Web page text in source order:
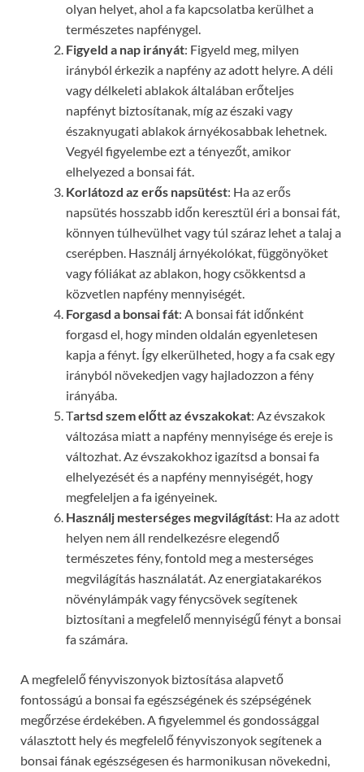
olyan helyet, ahol a fa kapcsolatba kerülhet a
természetes napfénygel.
Figyeld a nap irányát: Figyeld meg, milyen
irányból érkezik a napfény az adott helyre. A déli
vagy délkeleti ablakok általában erőteljes
napfényt biztosítanak, míg az északi vagy
északnyugati ablakok árnyékosabbak lehetnek.
Vegyél figyelembe ezt a tényezőt, amikor
elhelyezed a bonsai fát.
Korlátozd az erős napsütést: Ha az erős
napsütés hosszabb időn keresztül éri a bonsai fát,
könnyen túlhevülhet vagy túl száraz lehet a talaj a
cserépben. Használj árnyékolókat, függönyöket
vagy fóliákat az ablakon, hogy csökkentsd a
közvetlen napfény mennyiségét.
Forgasd a bonsai fát: A bonsai fát időnként
forgasd el, hogy minden oldalán egyenletesen
kapja a fényt. Így elkerülheted, hogy a fa csak egy
irányból növekedjen vagy hajladozzon a fény
irányába.
Tartsd szem előtt az évszakokat: Az évszakok
változása miatt a napfény mennyisége és ereje is
változhat. Az évszakokhoz igazítsd a bonsai fa
elhelyezését és a napfény mennyiségét, hogy
megfeleljen a fa igényeinek.
Használj mesterséges megvilágítást: Ha az adott
helyen nem áll rendelkezésre elegendő
természetes fény, fontold meg a mesterséges
megvilágítás használatát. Az energiatakarékos
növénylámpák vagy fénycsövek segítenek
biztosítani a megfelelő mennyiségű fényt a bonsai
fa számára.
A megfelelő fényviszonyok biztosítása alapvető
fontosságú a bonsai fa egészségének és szépségének
megőrzése érdekében. A figyelemmel és gondossággal
választott hely és megfelelő fényviszonyok segítenek a
bonsai fának egészségesen és harmonikusan növekedni,